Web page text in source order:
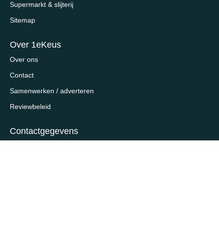
Supermarkt & slijterij
Sitemap
Over 1eKeus
Over ons
Contact
Samenwerken / adverteren
Reviewbeleid
Contactgegevens